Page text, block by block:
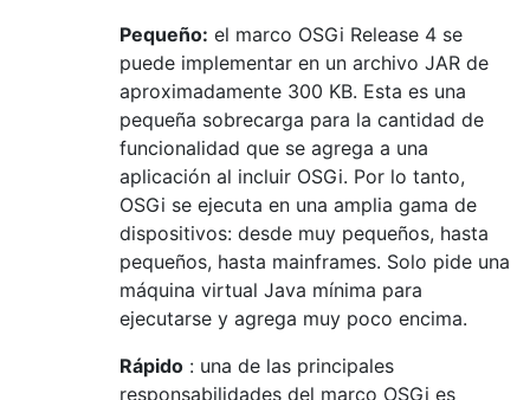
Pequeño: el marco OSGi Release 4 se
puede implementar en un archivo JAR de
aproximadamente 300 KB. Esta es una
pequeña sobrecarga para la cantidad de
funcionalidad que se agrega a una
aplicación al incluir OSGi. Por lo tanto,
OSGi se ejecuta en una amplia gama de
dispositivos: desde muy pequeños, hasta
pequeños, hasta mainframes. Solo pide una
máquina virtual Java mínima para
ejecutarse y agrega muy poco encima.
Rápido : una de las principales
responsabilidades del marco OSGi es